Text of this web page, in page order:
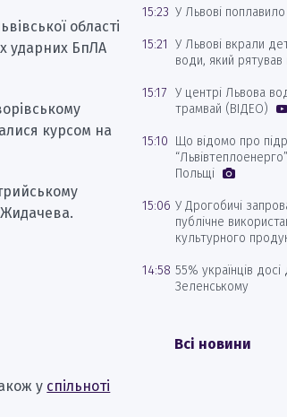
області
ударних БпЛА
курсом на
у спільноті
15:23 У Львові поплавило
15:21 У Львові вкрали
води, який рятував
15:17 У центрі Львова
трамвай (ВІДЕО)
15:10 Що відомо про
Польщі
15:06 У Дрогобичі
публічне
культурного
14:58 55% українців
Зеленському
Всі новини